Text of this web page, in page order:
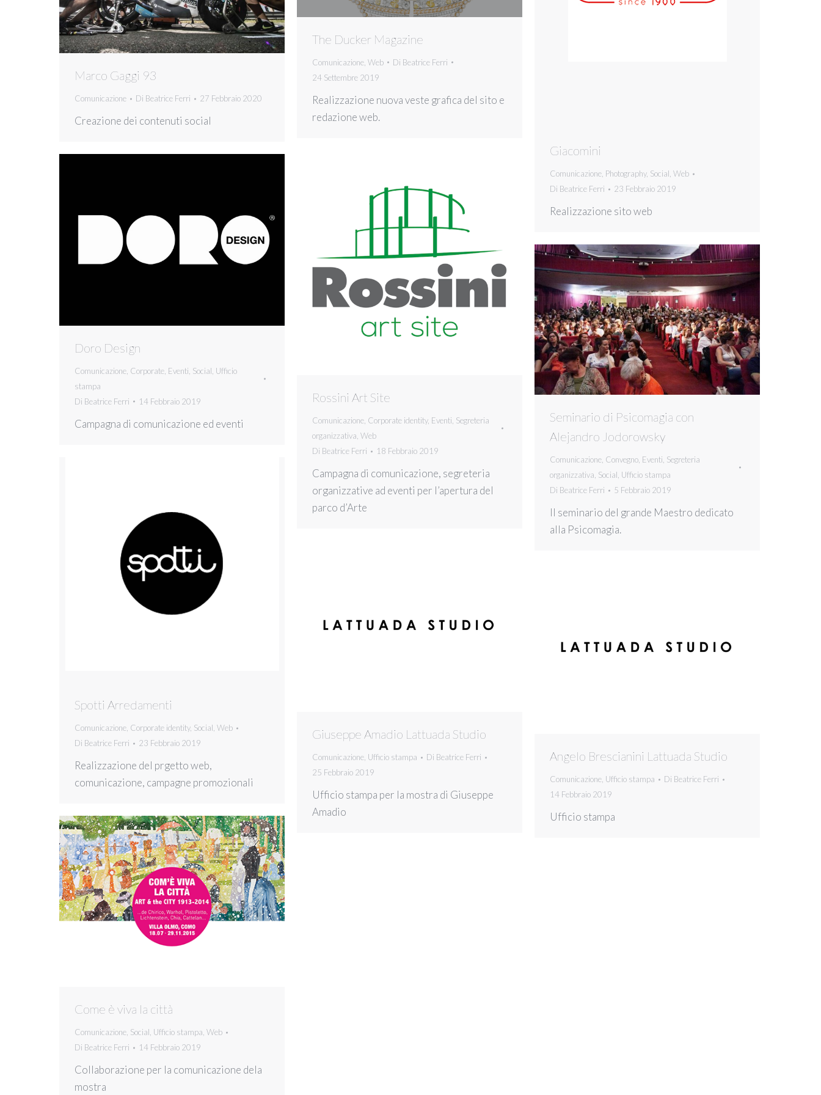
Marco Gaggi 93
Comunicazione Di Beatrice Ferri 27 Febbraio 2020
Creazione dei contenuti social
The Ducker Magazine
Comunicazione Web Di Beatrice Ferri
24 Settembre 2019
Realizzazione nuova veste grafica del sito e
redazione web.
Giacomini
Comunicazione Photography, Social Web
Di Beatrice Ferri 23 Febbraio 2019
Realizzazione sito web
Rossini Art Site
Comunicazione Corporate identity, Eventi Segreteria
organizzativa Web
Di Beatrice Ferri 18 Febbraio 2019
Campagna di comunicazione, segreteria
organizzative ad eventi per l’apertura del
parco d’Arte
Doro Design
Comunicazione Corporate Eventi Social Ufficio
stampa
Di Beatrice Ferri 14 Febbraio 2019
Campagna di comunicazione ed eventi
Seminario di Psicomagia con
Alejandro Jodorowsky
Comunicazione Convegno Eventi Segreteria
organizzativa Social Ufficio stampa
Di Beatrice Ferri 5 Febbraio 2019
Il seminario del grande Maestro dedicato
alla Psicomagia.
Spotti Arredamenti
Comunicazione Corporate identity, Social Web
Di Beatrice Ferri 23 Febbraio 2019
Realizzazione del prgetto web,
comunicazione, campagne promozionali
Giuseppe Amadio Lattuada Studio
Comunicazione, Ufficio stampa Di Beatrice Ferri
25 Febbraio 2019
Ufficio stampa per la mostra di Giuseppe
Amadio
Angelo Brescianini Lattuada Studio
Comunicazione, Ufficio stampa Di Beatrice Ferri
14 Febbraio 2019
Ufficio stampa
Come è viva la città
Comunicazione, Social, Ufficio stampa, Web
Di Beatrice Ferri 14 Febbraio 2019
Collaborazione per la comunicazione dela
mostra